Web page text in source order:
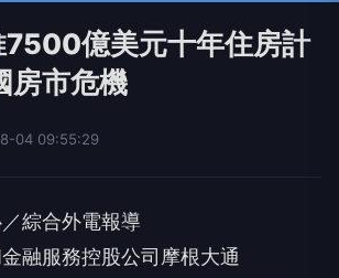
7500億美元十年住房計
房市危機
04 09:55:29
／綜合外電報導
融服務控股公司摩根大通